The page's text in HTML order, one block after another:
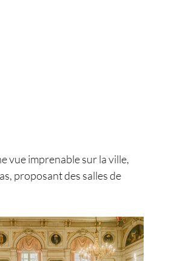
vue imprenable sur la ville,
proposant des salles de